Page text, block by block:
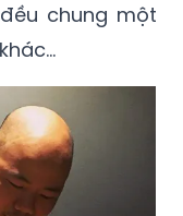
chung một